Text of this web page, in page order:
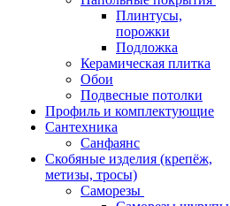
Плинтусы,
порожки
Подложка
Керамическая плитка
Обои
Подвесные потолки
Профиль и комплектующие
Сантехника
Санфаянс
Скобяные изделия (крепёж,
метизы, тросы)
Саморезы